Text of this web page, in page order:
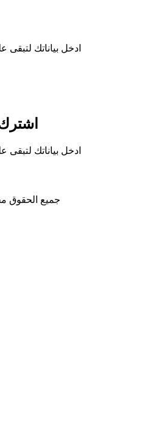
ادخل بياناتك
ادخل بياناتك
جميع الحقوق